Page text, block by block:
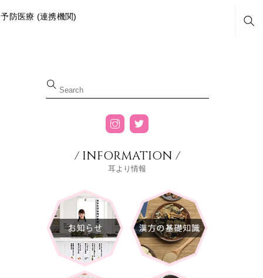
予防医療 (連携機関)
/ INFORMATION /
耳より情報